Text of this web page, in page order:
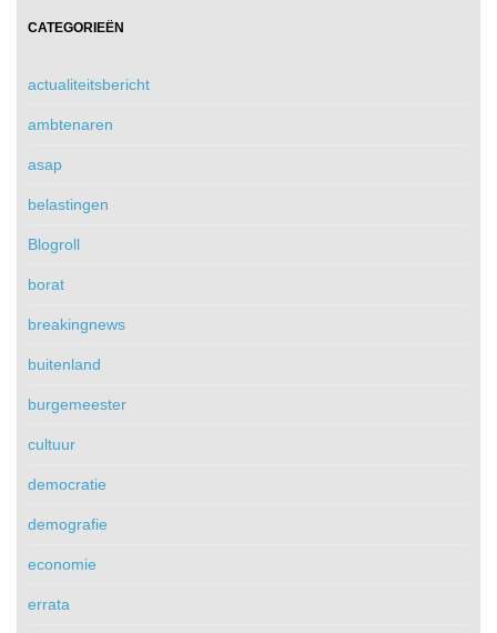
CATEGORIEËN
actualiteitsbericht
ambtenaren
asap
belastingen
Blogroll
borat
breakingnews
buitenland
burgemeester
cultuur
democratie
demografie
economie
errata